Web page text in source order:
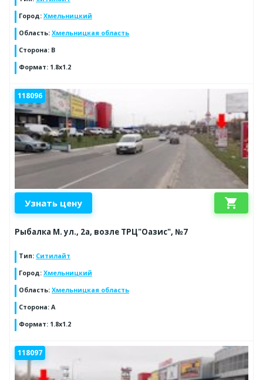
Город: Хмельницкий
Область: Хмельницкая область
Сторона: B
Формат: 1.8x1.2
118096
Узнать цену shopping_cart
Рыбалка М. ул., 2а, возле ТРЦ"Оазис", №7
Тип: Ситилайт
Город: Хмельницкий
Область: Хмельницкая область
Сторона: A
Формат: 1.8x1.2
118097